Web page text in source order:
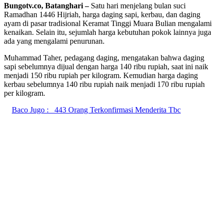
Bungotv.co, Batanghari– Satu hari menjelang bulan suci
Ramadhan 1446 Hijriah, harga daging sapi, kerbau, dan daging
ayam di pasar tradisional Keramat Tinggi Muara Bulian mengalami
kenaikan. Selain itu, sejumlah harga kebutuhan pokok lainnya juga
ada yang mengalami penurunan.
Muhammad Taher, pedagang daging, mengatakan bahwa daging
sapi sebelumnya dijual dengan harga 140 ribu rupiah, saat ini naik
menjadi 150 ribu rupiah per kilogram. Kemudian harga daging
kerbau sebelumnya 140 ribu rupiah naik menjadi 170 ribu rupiah
per kilogram.
Baco Jugo :
443 Orang Terkonfirmasi Menderita Tbc